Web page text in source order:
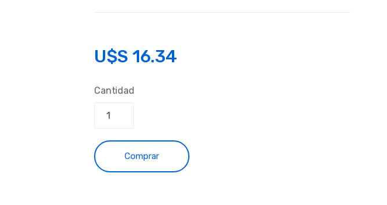
U$S 16.34
Cantidad
Comprar